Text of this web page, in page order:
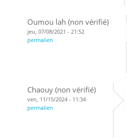
Oumou lah (non vérifié)
jeu, 07/08/2021 - 21:52
permalien
Chaouy (non vérifié)
ven, 11/15/2024 - 11:34
permalien